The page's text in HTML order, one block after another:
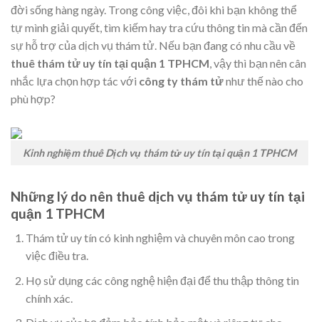
đời sống hàng ngày. Trong công việc, đôi khi bạn không thể
tự mình giải quyết, tìm kiếm hay tra cứu thông tin mà cần đến
sự hỗ trợ của dịch vụ thám tử. Nếu bạn đang có nhu cầu về
thuê thám tử uy tín tại quận 1 TPHCM, vậy thì bạn nên cân
nhắc lựa chọn hợp tác với công ty thám tửnhư thế nào cho
phù hợp?
Kinh nghiệm thuê Dịch vụ thám tử uy tín tại quận 1 TPHCM
Những lý do nên thuê dịch vụ thám tử uy tín tại
quận 1 TPHCM
Thám tử uy tín có kinh nghiệm và chuyên môn cao trong
việc điều tra.
Họ sử dụng các công nghệ hiện đại để thu thập thông tin
chính xác.